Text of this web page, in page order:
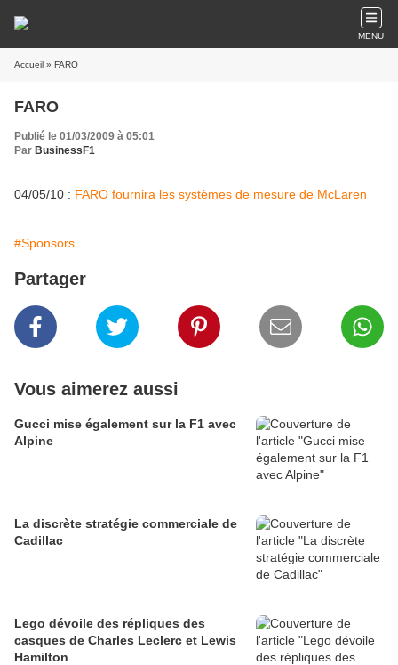
MENU
Accueil » FARO
FARO
Publié le 01/03/2009 à 05:01
Par BusinessF1
04/05/10 : FARO fournira les systèmes de mesure de McLaren
#Sponsors
Partager
Vous aimerez aussi
Gucci mise également sur la F1 avec
Alpine
La discrète stratégie commerciale de
Cadillac
Lego dévoile des répliques des
casques de Charles Leclerc et Lewis
Hamilton